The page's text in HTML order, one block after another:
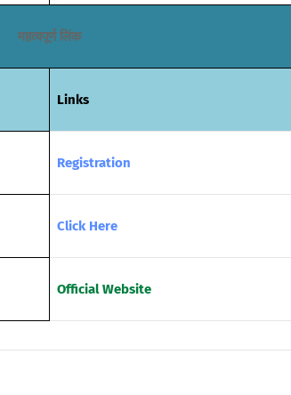
महत्वपूर्ण लिंक
Links
Registration
Click Here
Official Website